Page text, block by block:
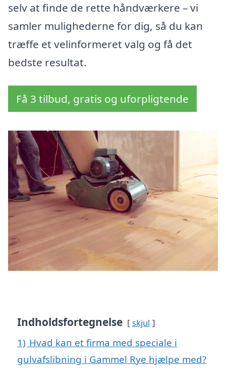
selv at finde de rette håndværkere – vi
samler mulighederne for dig, så du kan
træffe et velinformeret valg og få det
bedste resultat.
Få 3 tilbud, gratis og uforpligtende
Indholdsfortegnelse skjul
1) Hvad kan et firma med speciale i
gulvafslibning i Gammel Rye hjælpe med?